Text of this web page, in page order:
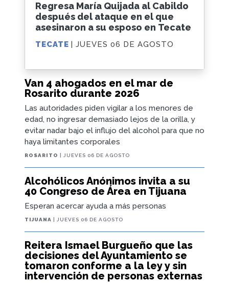
Van 4 ahogados en el mar de
Rosarito durante 2026
Las autoridades piden vigilar a los menores de
edad, no ingresar demasiado lejos de la orilla, y
evitar nadar bajo el influjo del alcohol para que no
haya limitantes corporales
ROSARITO | JUEVES 06 DE AGOSTO
Alcohólicos Anónimos invita a su
40 Congreso de Área en Tijuana
Esperan acercar ayuda a más personas
TIJUANA | JUEVES 06 DE AGOSTO
Reitera Ismael Burgueño que las
decisiones del Ayuntamiento se
tomaron conforme a la ley y sin
intervención de personas externas
Regresa María Quijada al Cabildo
después del ataque en el que
asesinaron a su esposo en Tecate
TECATE | JUEVES 06 DE AGOSTO